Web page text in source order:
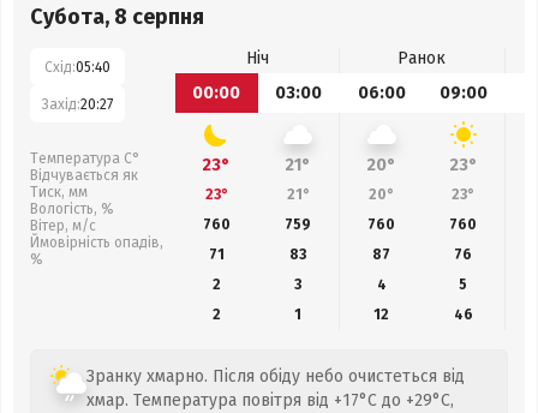
Субота, 8 серпня
Схід:05:40
Захід:20:27
Температура С°
Відчувається як
Тиск, мм
Вологість, %
Вітер, м/с
Ймовірність опадів,
%
Ніч
Ранок
00:00
03:00 06:00 09:00
23° 21° 20° 23°
23° 21° 20° 23°
760
759 760 760
71
83 87 76
2
3 4
5
2
1 12 46
Зранку хмарно. Після обіду небо очистеться від
хмар. Температура повітря від +17°C до +29°C,